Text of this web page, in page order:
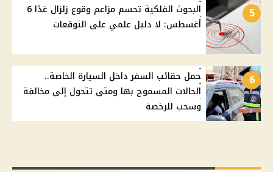
5
البحوث الفلكية تحسم مزاعم وقوع زلزال غدًا 6
أغسطس: لا دليل علمي على التوقعات
6
حمل حقائب السفر داخل السيارة الخاصة..
الحالات المسموح بها ومتى تتحول إلى مخالفة
وسحب للرخصة